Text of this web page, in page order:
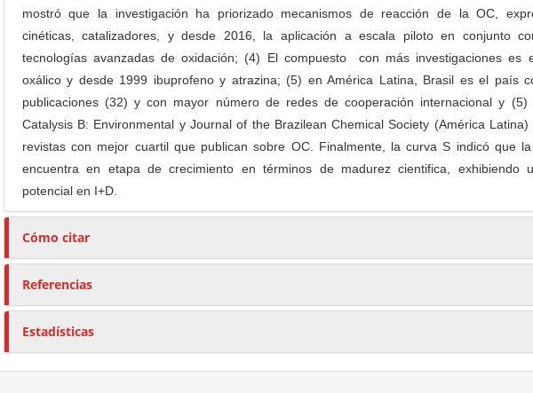
mostró que la investigación ha priorizado mecanismos de reacción de la OC,
cinéticas, catalizadores, y desde 2016, la aplicación a escala piloto en conjunto
tecnologías avanzadas de oxidación; (4) El compuesto con más investigaciones es
oxálico y desde 1999 ibuprofeno y atrazina; (5) en América Latina, Brasil es el país
publicaciones (32) y con mayor número de redes de cooperación internacional y (5)
Catalysis B: Environmental y Journal of the Brazilean Chemical Society (América Latina)
revistas con mejor cuartil que publican sobre OC. Finalmente, la curva S indicó que
encuentra en etapa de crecimiento en términos de madurez cientifica, exhibiendo
potencial en I+D.
Cómo citar
Referencias
Estadísticas